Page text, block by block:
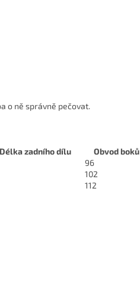
o ně správně pečovat.
Délka zadního dílu
Obvod boků
96
102
112